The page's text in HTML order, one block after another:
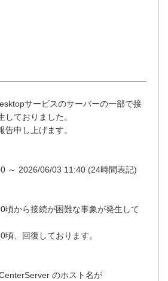
サービスのサーバーの一部で接
ておりました。
申し上げます。
2026/06/03 11:40 (24時間表記)
から接続が困難な事象が発生して
、回復しております。
のホスト名が